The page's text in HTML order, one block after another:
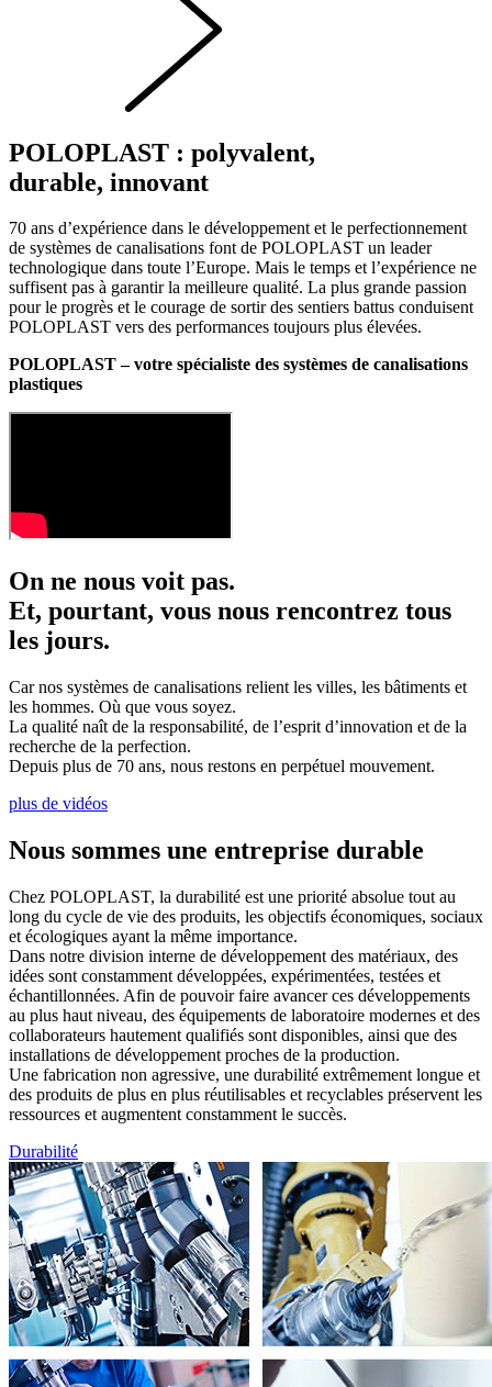
POLOPLAST : polyvalent,
durable, innovant
70 ans d’expérience dans le développement et le perfectionnement
de systèmes de canalisations font de POLOPLAST un leader
technologique dans toute l’Europe. Mais le temps et l’expérience ne
suffisent pas à garantir la meilleure qualité. La plus grande passion
pour le progrès et le courage de sortir des sentiers battus conduisent
POLOPLAST vers des performances toujours plus élevées.
POLOPLAST – votre spécialiste des systèmes de canalisations
plastiques
On ne nous voit pas.
Et, pourtant, vous nous rencontrez tous
les jours.
Car nos systèmes de canalisations relient les villes, les bâtiments et
les hommes. Où que vous soyez.
La qualité naît de la responsabilité, de l’esprit d’innovation et de la
recherche de la perfection.
Depuis plus de 70 ans, nous restons en perpétuel mouvement.
plus de vidéos
Nous sommes une entreprise durable
Chez POLOPLAST, la durabilité est une priorité absolue tout au
long du cycle de vie des produits, les objectifs économiques, sociaux
et écologiques ayant la même importance.
Dans notre division interne de développement des matériaux, des
idées sont constamment développées, expérimentées, testées et
échantillonnées. Afin de pouvoir faire avancer ces développements
au plus haut niveau, des équipements de laboratoire modernes et des
collaborateurs hautement qualifiés sont disponibles, ainsi que des
installations de développement proches de la production.
Une fabrication non agressive, une durabilité extrêmement longue et
des produits de plus en plus réutilisables et recyclables préservent les
ressources et augmentent constamment le succès.
Durabilité